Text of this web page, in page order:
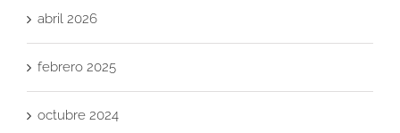
abril 2026
febrero 2025
octubre 2024